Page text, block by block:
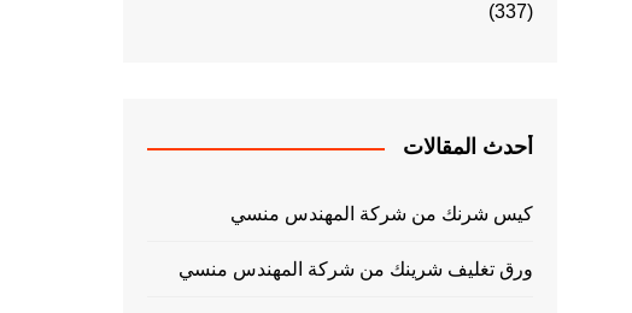
(337)
أحدث المقالات
كيس شرنك من شركة المهندس منسي
ورق تغليف شرينك من شركة المهندس منسي